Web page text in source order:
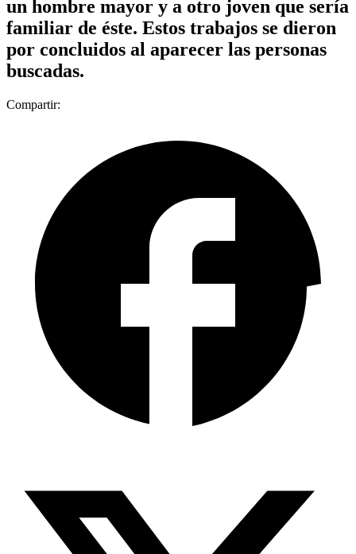
un hombre mayor y a otro joven que sería
familiar de éste. Estos trabajos se dieron
por concluidos al aparecer las personas
buscadas.
Compartir: